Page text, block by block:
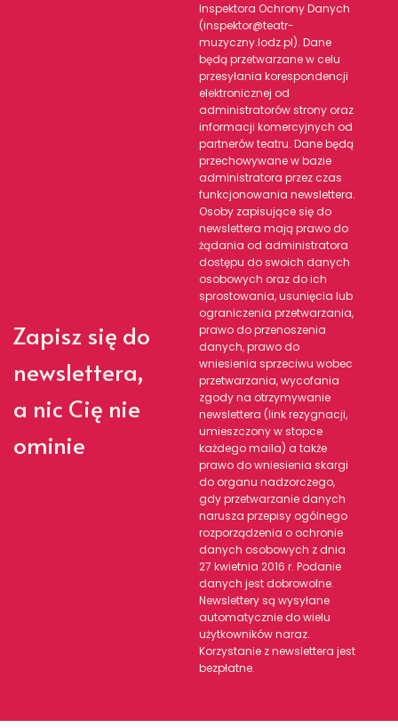
Zapisz się do
newslettera,
a nic Cię nie
ominie
Inspektora Ochrony Danych
(inspektor@teatr-
muzyczny.lodz.pl). Dane
będą przetwarzane w celu
przesyłania korespondencji
elektronicznej od
administratorów strony oraz
informacji komercyjnych od
partnerów teatru. Dane będą
przechowywane w bazie
administratora przez czas
funkcjonowania newslettera.
Osoby zapisujące się do
newslettera mają prawo do
żądania od administratora
dostępu do swoich danych
osobowych oraz do ich
sprostowania, usunięcia lub
ograniczenia przetwarzania,
prawo do przenoszenia
danych, prawo do
wniesienia sprzeciwu wobec
przetwarzania, wycofania
zgody na otrzymywanie
newslettera (link rezygnacji,
umieszczony w stopce
każdego maila) a także
prawo do wniesienia skargi
do organu nadzorczego,
gdy przetwarzanie danych
narusza przepisy ogólnego
rozporządzenia o ochronie
danych osobowych z dnia
27 kwietnia 2016 r. Podanie
danych jest dobrowolne.
Newslettery są wysyłane
automatycznie do wielu
użytkowników naraz.
Korzystanie z newslettera jest
bezpłatne.